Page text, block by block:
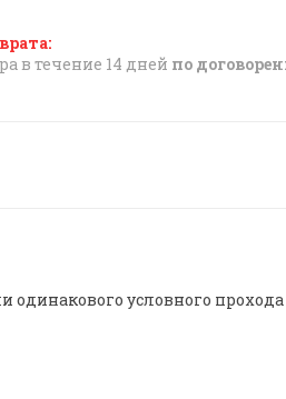
в течение 14 дней по
условного